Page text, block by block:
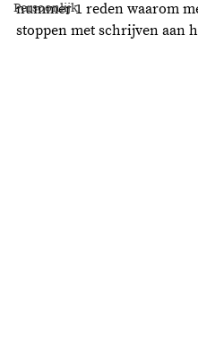
Persoonlijk
nummer 1 reden waarom
stoppen met schrijven aan